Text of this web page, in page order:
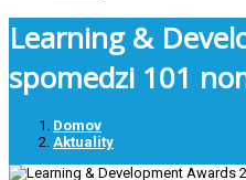
Learning &
spomedzi 101
Domov
Aktuality